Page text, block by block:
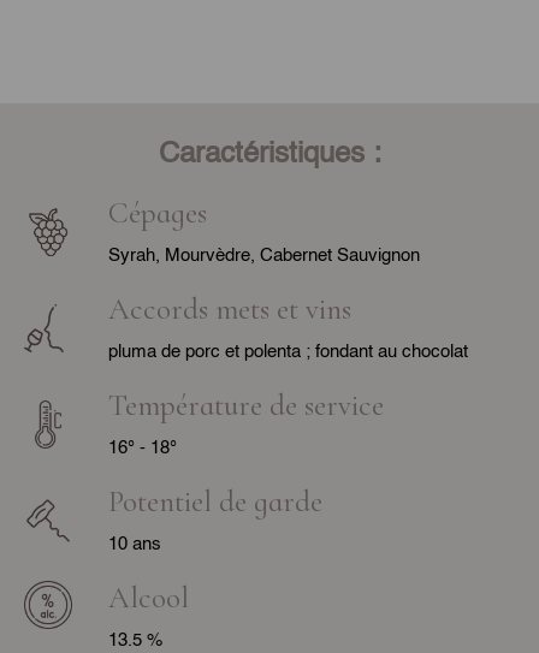
Caractéristiques :
Cépages
Syrah, Mourvèdre, Cabernet Sauvignon
Accords mets et vins
pluma de porc et polenta ; fondant au chocolat
Température de service
16° - 18°
Potentiel de garde
10 ans
Alcool
13.5 %